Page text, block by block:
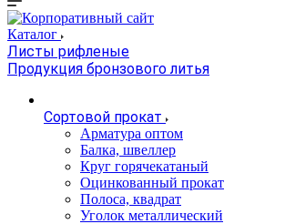
Каталог
Листы рифленые
Продукция бронзового литья
Сортовой прокат
Арматура оптом
Балка, швеллер
Круг горячекатаный
Оцинкованный прокат
Полоса, квадрат
Уголок металлический